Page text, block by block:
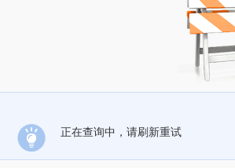
正在查询中，请刷新重试